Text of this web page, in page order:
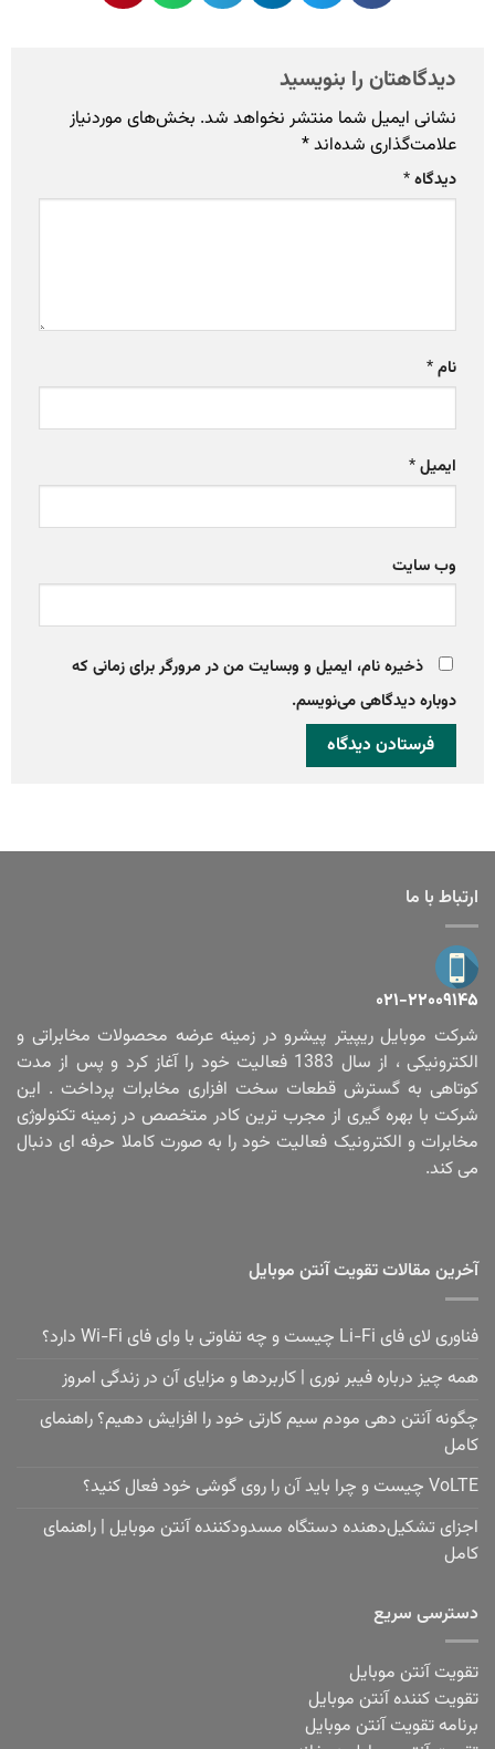
دیدگاهتان را بنویسید
نشانی ایمیل شما منتشر نخواهد شد. بخش‌های موردنیاز
علامت‌گذاری شده‌اند*
دیدگاه*
نام*
ایمیل*
وب‌ سایت
ذخیره نام، ایمیل و وبسایت من در مرورگر برای زمانی که
دوباره دیدگاهی می‌نویسم.
ارتباط با ما
۰۲۱-۲۲۰۰۹۱۴۵
شرکت موبایل ریپیتر پیشرو در زمینه عرضه محصولات مخابراتی و
الکترونیکی ، از سال 1383 فعالیت خود را آغاز کرد و پس از مدت
کوتاهی به گسترش قطعات سخت افزاری مخابرات پرداخت . این
شرکت با بهره گیری از مجرب ترین کادر متخصص در زمینه تکنولوژی
مخابرات و الکترونیک فعالیت خود را به صورت کاملا حرفه ای دنبال
می کند.
آخرین مقالات تقویت آنتن موبایل
فناوری لای فای Li-Fi چیست و چه تفاوتی با وای فای Wi-Fi دارد؟
همه چیز درباره فیبر نوری | کاربردها و مزایای آن در زندگی امروز
چگونه آنتن دهی مودم سیم کارتی خود را افزایش دهیم؟ راهنمای
کامل
VoLTE چیست و چرا باید آن را روی گوشی خود فعال کنید؟
اجزای تشکیل‌دهنده دستگاه مسدودکننده آنتن موبایل | راهنمای
کامل
دسترسی سریع
تقویت آنتن موبایل
تقویت کننده آنتن موبایل
برنامه تقویت آنتن موبایل